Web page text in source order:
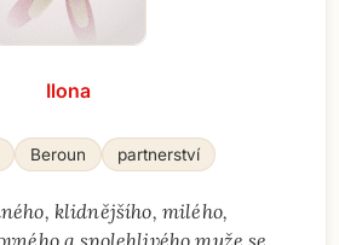
Ilona
Beroun partnerství
klidnějšího, milého,
a spolehlivého muže se